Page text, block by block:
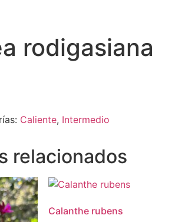
rodigasiana
Caliente, Intermedio
relacionados
Calanthe rubens